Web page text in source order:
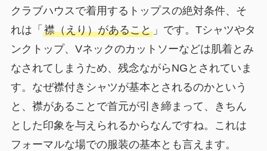
クラブハウスで着用するトップスの絶対条件、そ
れは「 襟（えり）があること」です。Tシャツやタ
ンクトップ、Vネックのカットソーなどは肌着とみ
なされてしまうため、残念ながらNGとされていま
す。なぜ襟付きシャツが基本とされるのかという
と、襟があることで首元が引き締まって、きちん
とした印象を与えられるからなんですね。これは
フォーマルな場での服装の基本とも言えます。